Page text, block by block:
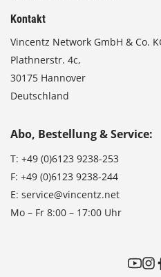
Kontakt
Vincentz Network GmbH & Co.
Plathnerstr. 4c,
30175 Hannover
Deutschland
Abo, Bestellung & Service:
T: +49 (0)6123 9238-253
F: +49 (0)6123 9238-244
E: service@vincentz.net
Mo – Fr 8:00 – 17:00 Uhr